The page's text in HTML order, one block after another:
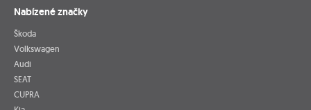
Nabízené značky
Škoda
Volkswagen
Audi
SEAT
CUPRA